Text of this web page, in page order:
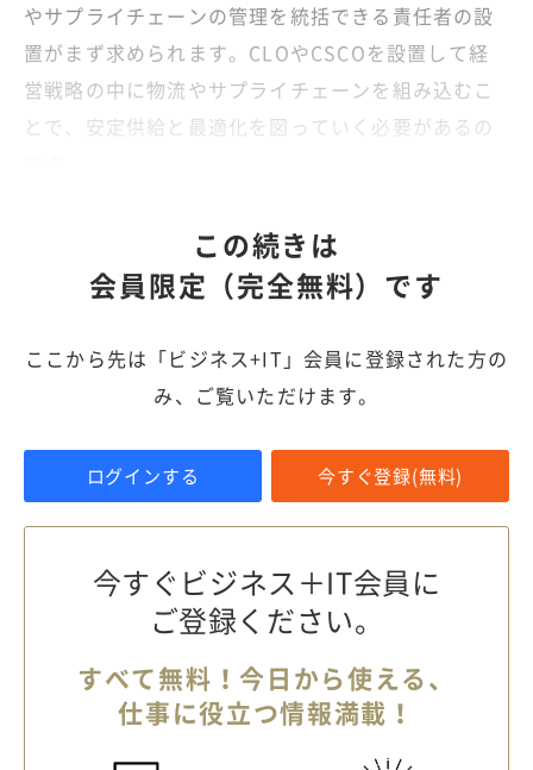
やサプライチェーンの管理を統括できる責任者の設
置がまず求められます。CLOやCSCOを設置して経
営戦略の中に物流やサプライチェーンを組み込むこ
とで、安定供給と最適化を図っていく必要があるの
この続きは
会員限定（完全無料）です
ここから先は「ビジネス+IT」会員に登録された方の
み、ご覧いただけます。
ログインする 今すぐ登録(無料)
今すぐビジネス＋IT会員に
ご登録ください。
すべて無料！今日から使える、
仕事に役立つ情報満載！